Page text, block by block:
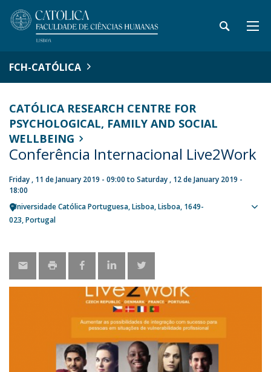
FCH-CATÓLICA
CATÓLICA RESEARCH CENTRE FOR
PSYCHOLOGICAL, FAMILY AND SOCIAL
WELLBEING
Conferência Internacional Live2Work
Friday , 11 de January 2019 - 09:00to Saturday , 12 de January 2019 -
18:00
Universidade Católica Portuguesa Lisboa Lisboa 1649-
023 Portugal